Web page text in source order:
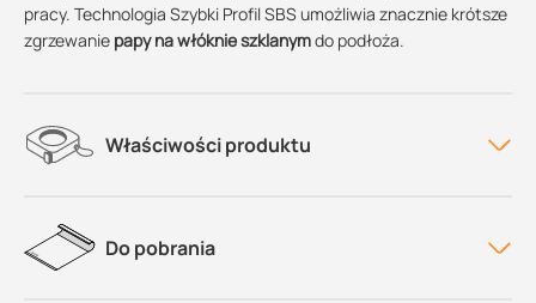
pracy. Technologia Szybki Profil SBS umożliwia znacznie krótsze
zgrzewanie papy na włóknie szklanymdo podłoża.
Właściwości produktu
Do pobrania